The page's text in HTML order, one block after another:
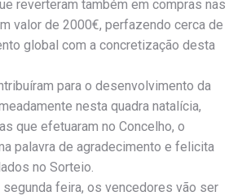
reverteram também em compras nas
valor de 2000€, perfazendo cerca de
global com a concretização desta
para o desenvolvimento da
nesta quadra natalícia,
que efetuaram no Concelho, o
palavra de agradecimento e felicita
no Sorteio.
feira, os vencedores vão ser